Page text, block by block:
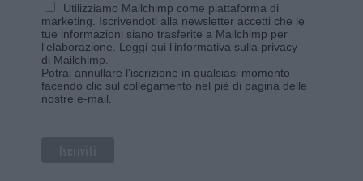
Utilizziamo Mailchimp come piattaforma di
marketing. Iscrivendoti alla newsletter accetti che le
tue informazioni siano trasferite a Mailchimp per
l'elaborazione. Leggi qui l'informativa sulla privacy
di Mailchimp
Potrai annullare l'iscrizione in qualsiasi momento
facendo clic sul collegamento nel piè di pagina delle
nostre e-mail.